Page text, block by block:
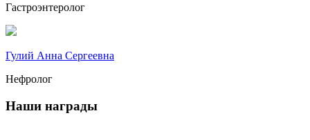
Гастроэнтеролог
Гулий Анна Сергеевна
Нефролог
Наши награды